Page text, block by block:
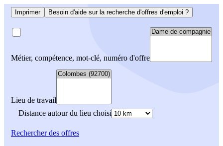
Imprimer Besoin d'aide sur la recherche d'offres d'emploi ?
Métier, compétence, mot-clé, numéro d'offre
Lieu de travail
Distance autour du lieu choisi
Rechercherdes offres